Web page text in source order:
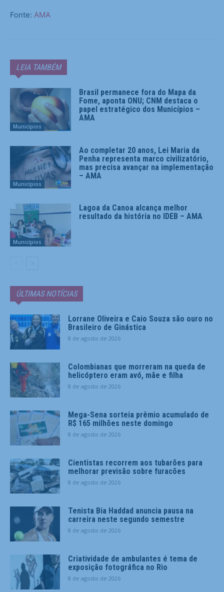
Fonte: AMA
LEIA TAMBÉM
Municípios
Brasil permanece fora do Mapa da
Fome, aponta ONU; CNM destaca o
papel estratégico dos Municípios –
AMA
Municípios
Ao completar 20 anos, Lei Maria da
Penha representa marco civilizatório,
mas precisa avançar na implementação
– AMA
Municípios
Lagoa da Canoa alcança melhor
resultado da história no IDEB – AMA
ÚLTIMAS NOTÍCIAS
Lorrane Oliveira e Caio Souza são ouro no
Brasileiro de Ginástica
8 de agosto de 2026
Colombianas que morreram na queda de
helicóptero eram avó, mãe e filha
8 de agosto de 2026
Mega-Sena sorteia prêmio acumulado de
R$ 165 milhões neste domingo
8 de agosto de 2026
Cientistas recorrem aos tubarões para
melhorar previsão sobre furacões
8 de agosto de 2026
Tenista Bia Haddad anuncia pausa na
carreira neste segundo semestre
8 de agosto de 2026
Criatividade de ambulantes é tema de
exposição fotográfica no Rio
8 de agosto de 2026